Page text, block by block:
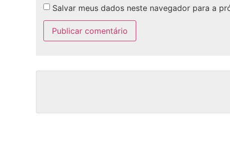
Salvar meus dados neste navegador para a